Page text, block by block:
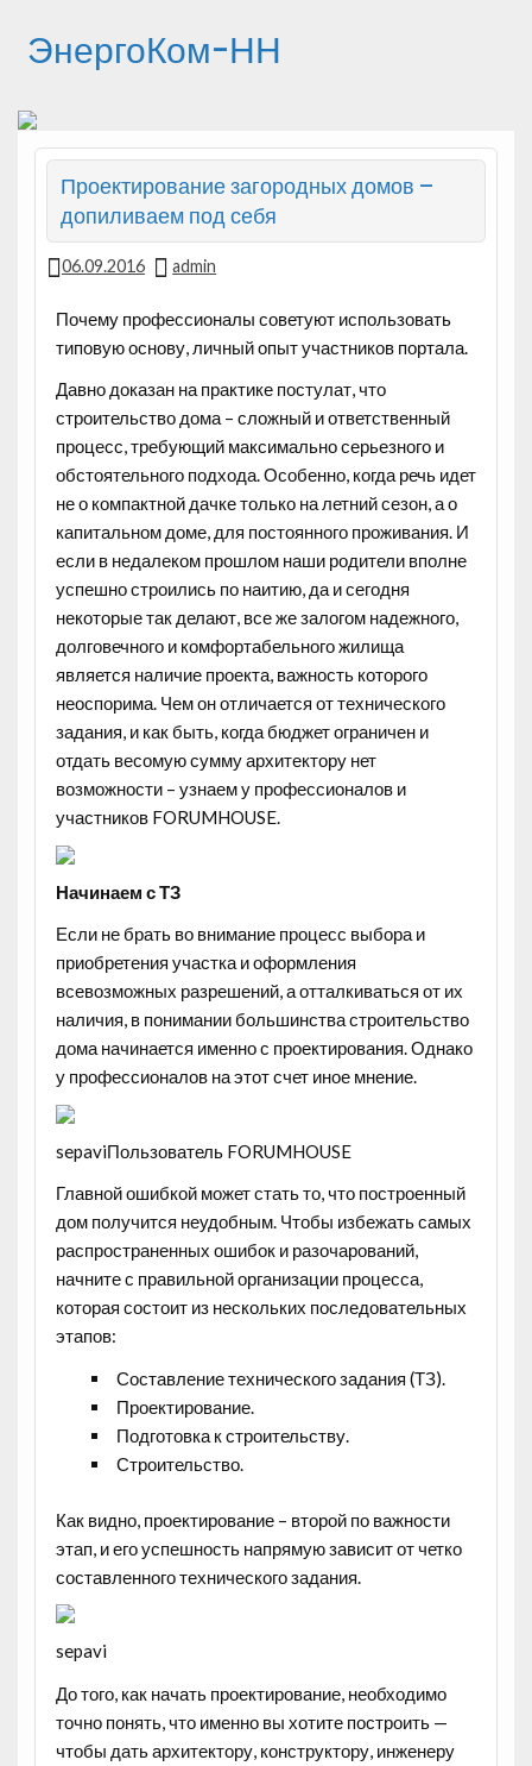
ЭнергоКом-НН
Проектирование загородных домов –
допиливаем под себя
06.09.2016 admin
Почему профессионалы советуют использовать
типовую основу, личный опыт участников портала.
Давно доказан на практике постулат, что
строительство дома – сложный и ответственный
процесс, требующий максимально серьезного и
обстоятельного подхода.Особенно, когда речь идет
не о компактной дачке только на летний сезон, а о
капитальном доме, для постоянного проживания. И
если в недалеком прошлом наши родители вполне
успешно строились по наитию, да и сегодня
некоторые так делают, все же залогом надежного,
долговечного и комфортабельного жилища
является наличие проекта, важность которого
неоспорима. Чем он отличается от технического
задания, и как быть, когда бюджет ограничен и
отдать весомую сумму архитектору нет
возможности – узнаем у профессионалов и
участников FORUMHOUSE.
Начинаем с ТЗ
Если не брать во внимание процесс выбора и
приобретения участка и оформления
всевозможных разрешений, а отталкиваться от их
наличия, в понимании большинства строительство
дома начинается именно с проектирования. Однако
у профессионалов на этот счет иное мнение.
sepaviПользователь FORUMHOUSE
Главной ошибкой может стать то, что построенный
дом получится неудобным. Чтобы избежать самых
распространенных ошибок и разочарований,
начните с правильной организации процесса,
которая состоит из нескольких последовательных
этапов:
Составление технического задания (ТЗ).
Проектирование.
Подготовка к строительству.
Строительство.
Как видно, проектирование – второй по важности
этап, и его успешность напрямую зависит от четко
составленного технического задания.
sepavi
До того, как начать проектирование, необходимо
точно понять, что именно вы хотите построить —
чтобы дать архитектору, конструктору, инженеру